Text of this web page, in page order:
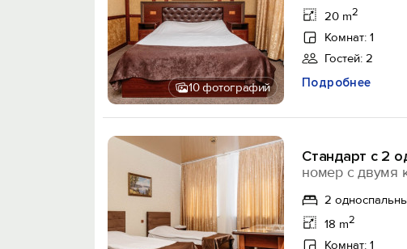
10 фотографий
20 m2
Комнат: 1
Гостей: 2
Подробнее
Стандарт с 2
номер с двумя
2
18 m2
Комнат: 1